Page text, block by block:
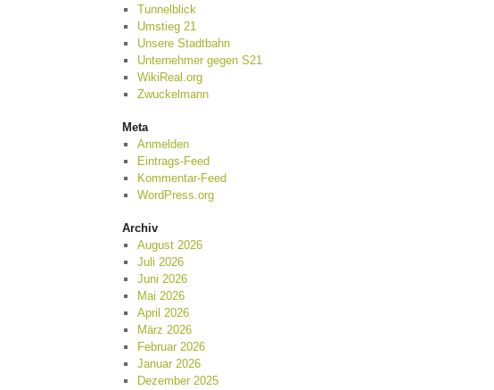
Tunnelblick
Umstieg 21
Unsere Stadtbahn
Unternehmer gegen S21
WikiReal.org
Zwuckelmann
Meta
Anmelden
Eintrags-Feed
Kommentar-Feed
WordPress.org
Archiv
August 2026
Juli 2026
Juni 2026
Mai 2026
April 2026
März 2026
Februar 2026
Januar 2026
Dezember 2025